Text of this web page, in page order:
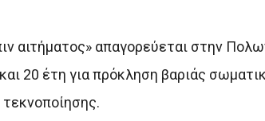
αιτήματος» απαγορεύεται στην
20 έτη για πρόκληση βαριάς